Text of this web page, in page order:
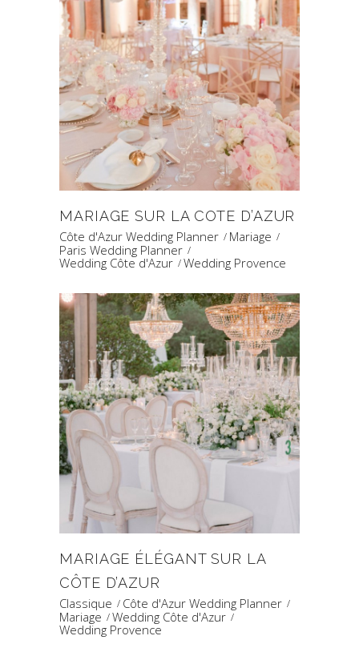
MARIAGE SUR LA COTE D’AZUR
Côte d'Azur Wedding Planner
Mariage
Paris Wedding Planner
Wedding Côte d'Azur
Wedding Provence
MARIAGE ÉLÉGANT SUR LA
CÔTE D’AZUR
Classique
Côte d'Azur Wedding Planner
Mariage
Wedding Côte d'Azur
Wedding Provence